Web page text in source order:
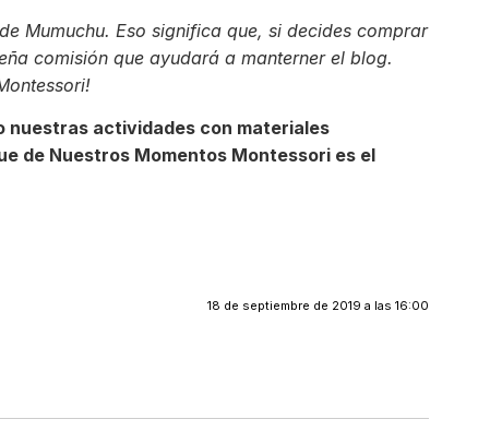
Mumuchu. Eso significa que, si decides comprar
comisión que ayudará a manterner el blog.
nuestras actividades con materiales
de Nuestros Momentos Montessori es el
18 de septiembre de 2019 a las 16:00